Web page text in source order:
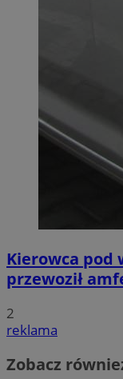
Kierowca pod
przewoził
2
reklama
Zobacz